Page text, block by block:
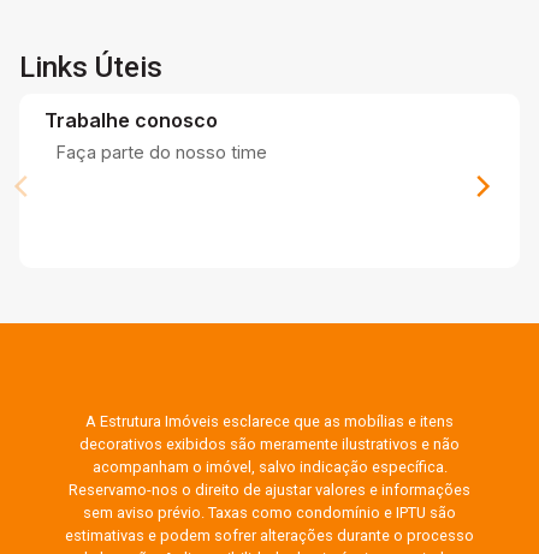
Links Úteis
Trabalhe conosco
Faça parte do nosso time
A Estrutura Imóveis esclarece que as mobílias e itens
decorativos exibidos são meramente ilustrativos e não
acompanham o imóvel, salvo indicação específica.
Reservamo-nos o direito de ajustar valores e informações
sem aviso prévio. Taxas como condomínio e IPTU são
estimativas e podem sofrer alterações durante o processo